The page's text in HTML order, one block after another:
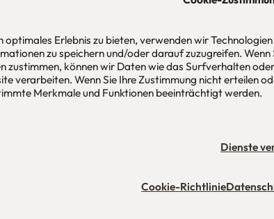
optimales Erlebnis zu bieten, verwenden wir
zu speichern und/oder darauf zuzugreifen. Wenn
zustimmen, können wir Daten wie das Surfverhalten
verarbeiten. Wenn Sie Ihre Zustimmung nicht erteilen
Merkmale und Funktionen beeinträchtigt werden.
Dienste
Cookie-Richtlinie
Maß
Hans Pinsel-Str. 1
im DreierHaus
85540Haar / München
Tel
089 /
Fax
089 /
E-Mail
Maßmöbel